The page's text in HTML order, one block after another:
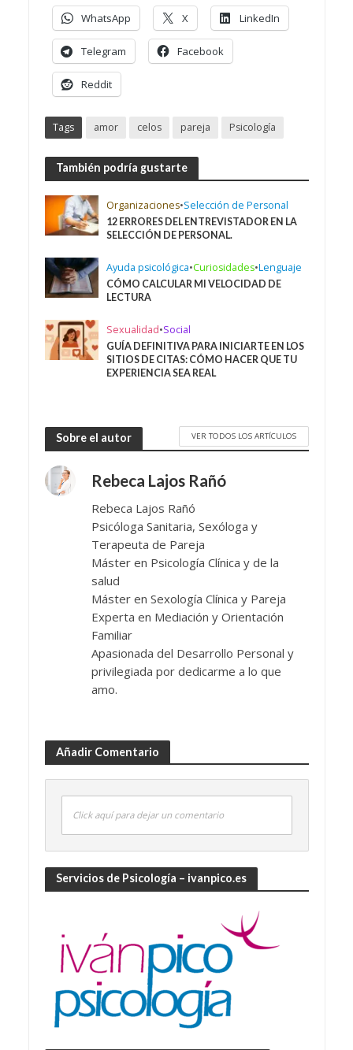
WhatsApp X LinkedIn
Telegram Facebook
Reddit
Tags amor celos pareja Psicología
También podría gustarte
Organizaciones•Selección de Personal
12 ERRORES DEL ENTREVISTADOR EN LA
SELECCIÓN DE PERSONAL.
Ayuda psicológica•Curiosidades•Lenguaje
CÓMO CALCULAR MI VELOCIDAD DE
LECTURA
Sexualidad•Social
GUÍA DEFINITIVA PARA INICIARTE EN LOS
SITIOS DE CITAS: CÓMO HACER QUE TU
EXPERIENCIA SEA REAL
Sobre el autor VER TODOS LOS ARTÍCULOS
Rebeca Lajos Rañó
Rebeca Lajos Rañó
Psicóloga Sanitaria, Sexóloga y
Terapeuta de Pareja
Máster en Psicología Clínica y de la
salud
Máster en Sexología Clínica y Pareja
Experta en Mediación y Orientación
Familiar
Apasionada del Desarrollo Personal y
privilegiada por dedicarme a lo que
amo.
Añadir Comentario
Click aquí para dejar un comentario
Servicios de Psicología – ivanpico.es